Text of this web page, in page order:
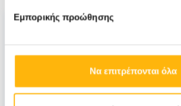
Εμπορικής προώθησης
Να επιτρέπονται όλα